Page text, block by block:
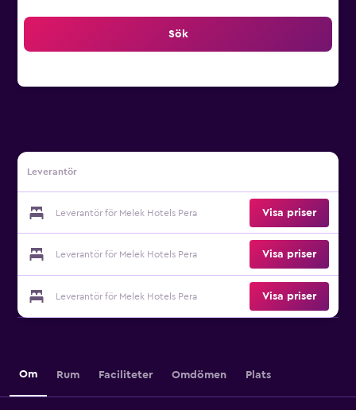
Sök
Leverantör
Leverantör för Melek Hotels Pera Visa priser
Leverantör för Melek Hotels Pera Visa priser
Leverantör för Melek Hotels Pera Visa priser
Om Rum Faciliteter Omdömen Plats